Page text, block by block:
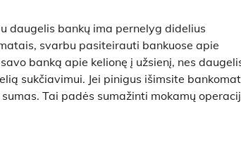
daugelis bankų ima pernelyg didelius
svarbu pasiteirauti bankuose apie
banką apie kelionę į užsienį, nes
sukčiavimui. Jei pinigus išimsite
Tai padės sumažinti mokamų